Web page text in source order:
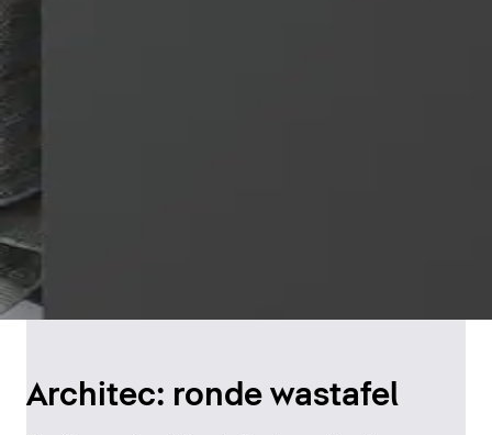
Architec: ronde wastafel